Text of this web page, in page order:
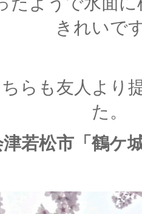
きれいで
らも友人より
た。
若松市「鶴ケ